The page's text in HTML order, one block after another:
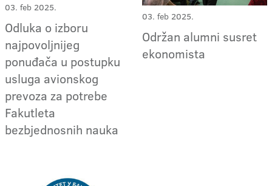
03. feb 2025.
Odluka o izboru
najpovoljnijeg
ponuđača u postupku
usluga avionskog
prevoza za potrebe
Fakutleta
bezbjednosnih nauka
03. feb 2025.
Održan alumni susret
ekonomista